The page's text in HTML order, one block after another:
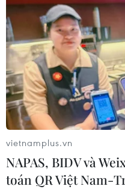
CƠ QUAN CHỦ QUẢN: THÔNG TẤN
Tổng Biên tập: TRẦN
Phó Tổng Biên tập:
THỦY
Sở hữu trí tuệ
vietnamplus.vn
NAPAS, BIDV và
toán QR Việt Nam-